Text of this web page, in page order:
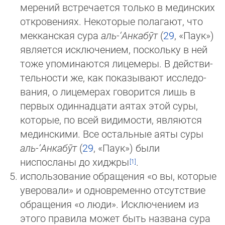
ме­ре­ний встре­чается только в мединских
откро­вениях. Некоторые полагают, что
мекканская сура аль-‘Ан­ка­бӯт(29, «Па­ук»)
яв­ля­ется исклю­чением, поскольку в ней
тоже упоми­наются лицемеры. В действи­
тельности же, как показывают ис­сле­до­
ва­ния, о лицемерах говорится лишь в
первых один­­над­ца­ти аятах этой суры,
которые, по всей види­мости, являют­ся
ме­дин­ски­ми. Все остальные аяты суры
аль-‘Ан­ка­бӯт(29, «Па­ук») были
ниспосланы до хиджры
.
исполь­зование обращения «о вы, которые
уверовали» и одно­временно отсутствие
обращения «о люди». Исклю­чением из
это­го правила может быть названа сура